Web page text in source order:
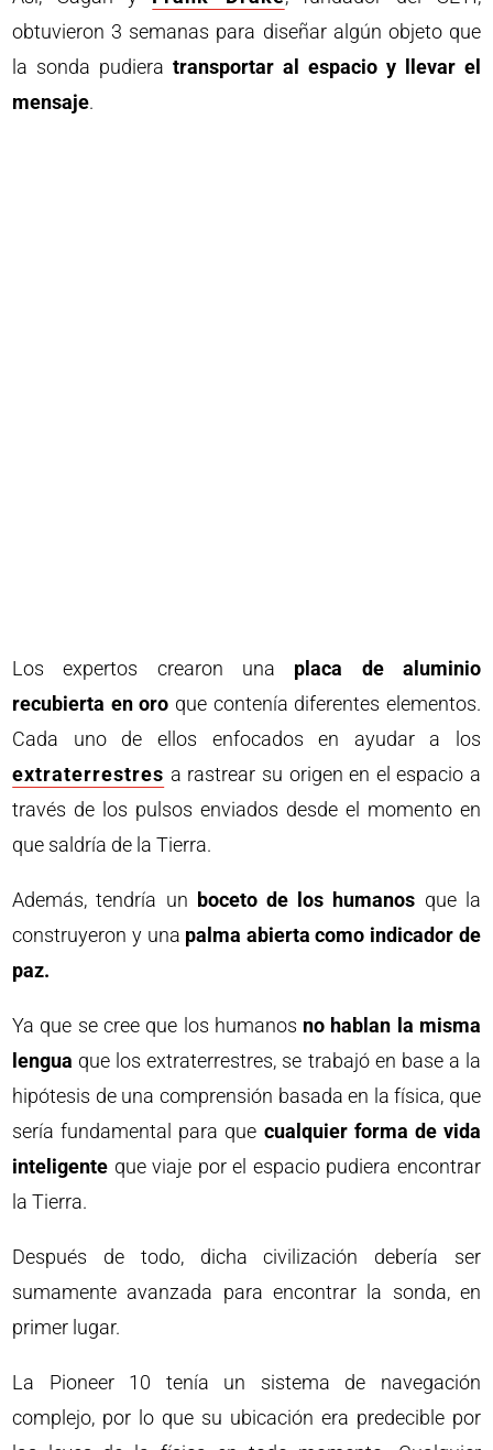
obtuvieron 3 semanas para diseñar algún objeto que
la sonda pudieratransportar al espacio y llevar el
mensaje.
Los expertos crearon una placa de aluminio
recubierta en oro que contenía diferentes elementos.
Cada uno de ellos enfocados en ayudar a los
extraterrestres a rastrear su origen en el espacio a
través de los pulsos enviados desde el momento en
que saldría de la Tierra.
Además, tendría un boceto de los humanos que la
construyeron y una palma abierta como indicador de
paz.
Ya que se cree que los humanos no hablan la misma
lengua que los extraterrestres, se trabajó en base a la
hipótesis de una comprensión basada en la física, que
sería fundamental para que cualquier forma de vida
inteligente que viaje por el espacio pudiera encontrar
la Tierra.
Después de todo, dicha civilización debería ser
sumamente avanzada para encontrar la sonda, en
primer lugar.
La Pioneer 10 tenía un sistema de navegación
complejo, por lo que su ubicación era predecible por